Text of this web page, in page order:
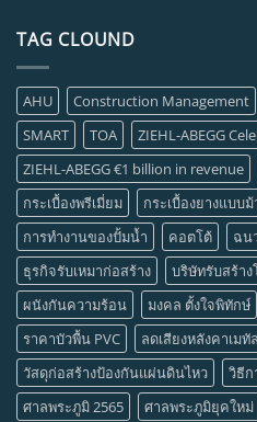
TAG CLOUND
AHU Construction Management
SMART
TOA
ZIEHL-ABEGG
ZIEHL-ABEGG €1 billion in revenue
กระเบื้องพรีเมี่ยม
กระเบื้องยางแบบ
การทำงานของปั้มน้ำ
คอตโต้ ฉน
ธุรกิจรับเหมาก่อสร้าง
บริษัทรับสร้าง
ผนังกันความร้อน
มงคล ตั้งใจพิทักษ์
ราคาบัวพื้น PVC
ลดเสียงหลังคาเม
วัสดุก่อสร้างป้องกันแผ่นดินไหว
วิธีก
ศาลพระภูมิ 2565
ศาลพระภูมิยุคใหม่